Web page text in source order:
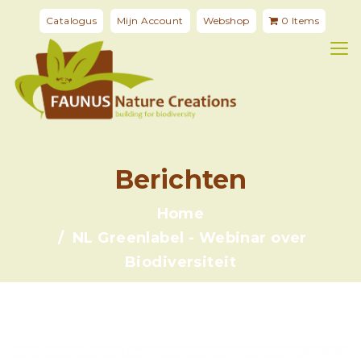
Catalogus Mijn Account Webshop 0 Items
Berichten
Home
NL Greenlabel - Webinar over
Biodiversiteit